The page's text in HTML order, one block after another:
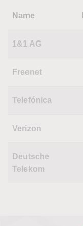
Name
1&1 AG
Freenet
Telefónica
Verizon
Deutsche
Telekom